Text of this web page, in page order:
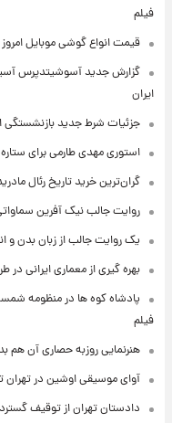
فیلم
قیمت انواع گوشی موبایل امروز پنجشنبه ۱۵
گزارش جدید آسوشیتدپرس
ایران
جزئیات شرط جدید بازنشستگی
استوری مهدی طارمی برای
گران‌ترین خرید تاریخ رئال
روایت جالب نیک آفرین
یک روایت جالب از زبان بدن و
بهره گیری از معماری ایرانی در
پادشاه کوه ها در منظومه
فیلم
هنرنمایی روزبه حصاری آن هم
آوای موسیقی اوشین در تهران
دادستان تهران از توقیف